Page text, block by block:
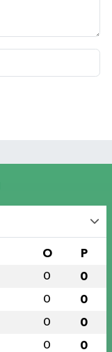
O P
0 0
0 0
0 0
0 0